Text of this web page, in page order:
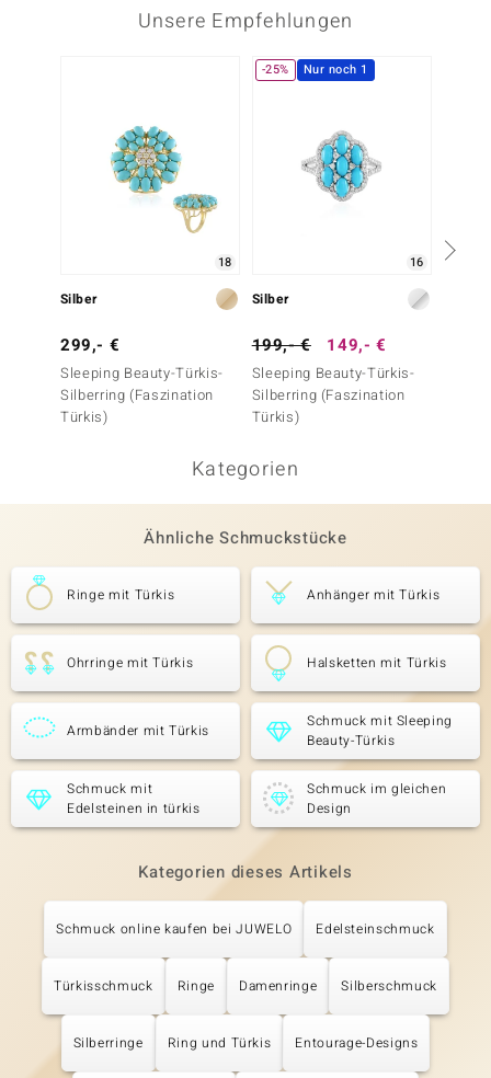
Unsere Empfehlungen
18
Silber
299,- €
Sleeping Beauty-Türkis-
Silberring (Faszination
Türkis)
-25% Nur noch 1
16
Silber
199,- € 149,- €
Sleeping Beauty-Türkis-
Silberring (Faszination
Türkis)
Kategorien
Ähnliche Schmuckstücke
Ringe mit Türkis Anhänger mit Türkis
Ohrringe mit Türkis Halsketten mit Türkis
Armbänder mit Türkis
Schmuck mit Sleeping
Beauty-Türkis
Schmuck mit
Edelsteinen in türkis
Schmuck im gleichen
Design
Kategorien dieses Artikels
Schmuck online kaufen bei JUWELO Edelsteinschmuck
Türkisschmuck Ringe Damenringe Silberschmuck
Silberringe Ring und Türkis Entourage-Designs